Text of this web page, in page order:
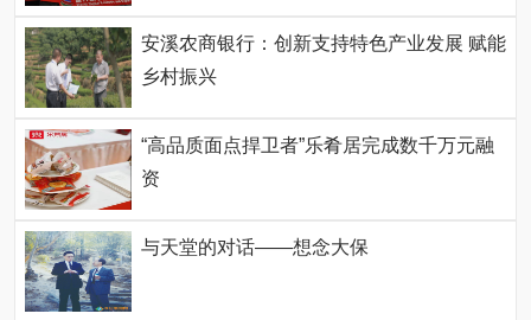
安溪农商银行：创新支持特色产业发展 赋能
乡村振兴
“高品质面点捍卫者”乐肴居完成数千万元融
资
与天堂的对话——想念大保